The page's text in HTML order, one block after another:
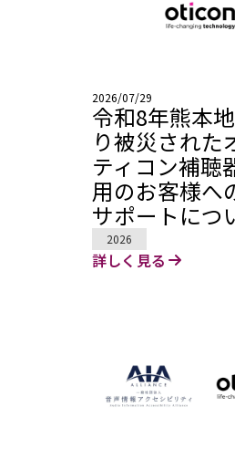
2026/07/29
令和8年熊本
り被災された
ティコン補聴
用のお客様へ
サポートにつ
2026
詳しく見る